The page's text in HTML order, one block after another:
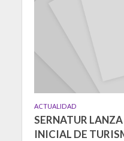
ACTUALIDAD
SERNATUR
INICIAL DE